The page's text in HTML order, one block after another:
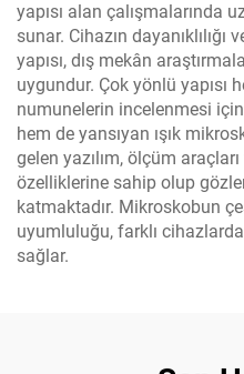
yapısı alan çalışmalarında
sunar. Cihazın
yapısı, dış mekân
uygundur. Çok yönlü yapısı
numunelerin incelenmesi
hem de yansıyan ışık
gelen yazılım, ölçüm
özelliklerine sahip olup
katmaktadır. Mikroskobun
uyumluluğu, farklı
sağlar.